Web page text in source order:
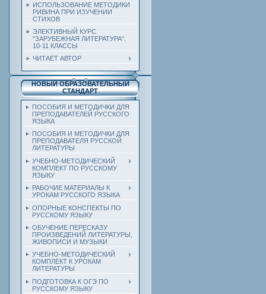
ИСПОЛЬЗОВАНИЕ МЕТОДИКИ
РИВИНА ПРИ ИЗУЧЕНИИ
СТИХОВ
ЭЛЕКТИВНЫЙ КУРС
"ЗАРУБЕЖНАЯ ЛИТЕРАТУРА".
10-11 КЛАССЫ
ЧИТАЕТ АВТОР
НОВЫЙ ОБРАЗОВАТЕЛЬНЫЙ
СТАНДАРТ
ПОСОБИЯ И МЕТОДИЧКИ ДЛЯ
ПРЕПОДАВАТЕЛЕЙ РУССКОГО
ЯЗЫКА
ПОСОБИЯ И МЕТОДИЧКИ ДЛЯ
ПРЕПОДАВАТЕЛЯ РУССКОЙ
ЛИТЕРАТУРЫ
УЧЕБНО-МЕТОДИЧЕСКИЙ
КОМПЛЕКТ ПО РУССКОМУ
ЯЗЫКУ
РАБОЧИЕ МАТЕРИАЛЫ К
УРОКАМ РУССКОГО ЯЗЫКА
ОПОРНЫЕ КОНСПЕКТЫ ПО
РУССКОМУ ЯЗЫКУ
ОБУЧЕНИЕ ПЕРЕСКАЗУ
ПРОИЗВЕДЕНИЙ ЛИТЕРАТУРЫ,
ЖИВОПИСИ И МУЗЫКИ
УЧЕБНО-МЕТОДИЧЕСКИЙ
КОМПЛЕКТ К УРОКАМ
ЛИТЕРАТУРЫ
ПОДГОТОВКА К ОГЭ ПО
РУССКОМУ ЯЗЫКУ